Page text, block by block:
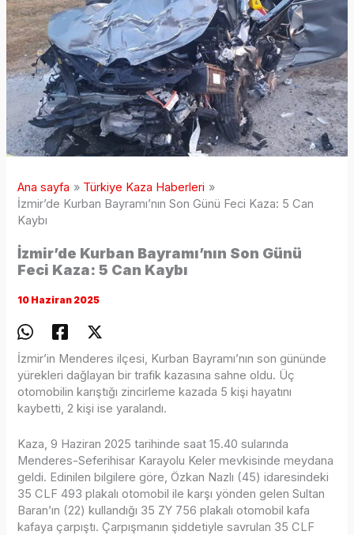
Ana sayfa
Türkiye Kaza Haberleri
İzmir’de Kurban Bayramı’nın Son Günü Feci Kaza: 5 Can
Kaybı
İzmir’de Kurban Bayramı’nın Son Günü
Feci Kaza: 5 Can Kaybı
10 Haziran 2025
İzmir’in Menderes ilçesi, Kurban Bayramı’nın son gününde
yürekleri dağlayan bir trafik kazasına sahne oldu. Üç
otomobilin karıştığı zincirleme kazada 5 kişi hayatını
kaybetti, 2 kişi ise yaralandı.
Kaza, 9 Haziran 2025 tarihinde saat 15.40 sularında
Menderes-Seferihisar Karayolu Keler mevkisinde meydana
geldi. Edinilen bilgilere göre, Özkan Nazlı (45) idaresindeki
35 CLF 493 plakalı otomobil ile karşı yönden gelen Sultan
Baran’ın (22) kullandığı 35 ZY 756 plakalı otomobil kafa
kafaya çarpıştı. Çarpışmanın şiddetiyle savrulan 35 CLF